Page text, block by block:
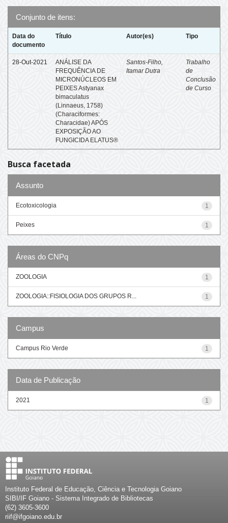
Conjunto de itens:
Data do
documento
Título Autor(es) Tipo
28-Out-2021
ANÁLISE DA
FREQUÊNCIA DE
MICRONÚCLEOS EM
PEIXES Astyanax
bimaculatus
(Linnaeus, 1758)
(Characiformes:
Characidae) APÓS
EXPOSIÇÃO AO
FUNGICIDA ELATUS®
Santos-Filho,
Itamar Dutra
Trabalho
de
Conclusão
de Curso
Busca facetada
Assunto
1
Ecotoxicologia
1
Peixes
Áreas do CNPq
1
ZOOLOGIA
1
ZOOLOGIA::FISIOLOGIA DOS GRUPOS R...
Campus
1
Campus Rio Verde
Data de Publicação
1
2021
Instituto Federal de Educação, Ciência e Tecnologia Goiano
SIBI/IF Goiano - Sistema Integrado de Bibliotecas
(62) 3605-3600
riif@ifgoiano.edu.br